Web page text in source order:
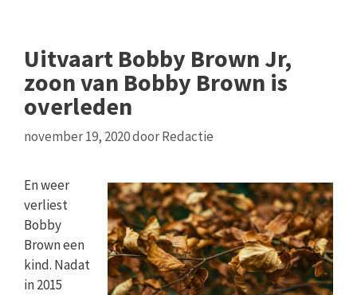
Uitvaart Bobby Brown Jr,
zoon van Bobby Brown is
overleden
november 19, 2020doorRedactie
En weer
verliest
Bobby
Brown een
kind. Nadat
in 2015